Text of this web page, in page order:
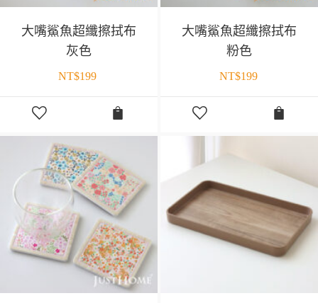
大嘴鯊魚超纖擦拭布
灰色
NT$199
大嘴鯊魚超纖擦拭布
粉色
NT$199